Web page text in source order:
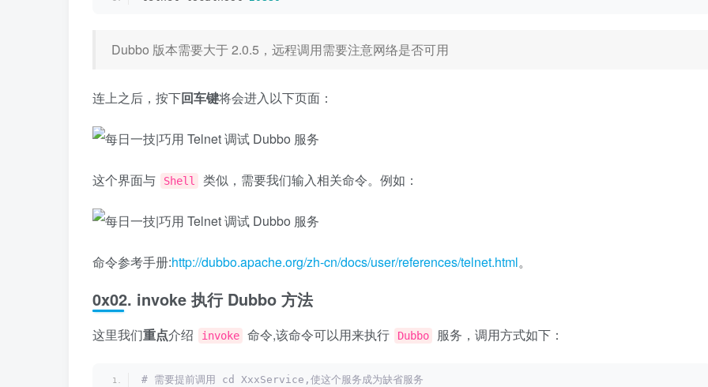
Dubbo 版本需要大于 2.0.5，远程调用需要注意网络是否可用
连上之后，按下回车键将会进入以下页面：
这个界面与 Shell 类似，需要我们输入相关命令。例如：
命令参考手册:http://dubbo.apache.org/zh-cn/docs/user/references/telnet.html。
0x02. invoke 执行 Dubbo 方法
这里我们重点介绍 invoke 命令,该命令可以用来执行 Dubbo 服务，调用方式如下：
# 需要提前调用 cd XxxService,使这个服务成为缺省服务